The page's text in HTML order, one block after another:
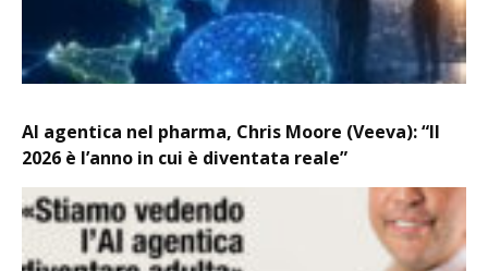
AI agentica nel pharma, Chris Moore (Veeva): “Il
2026 è l’anno in cui è diventata reale”